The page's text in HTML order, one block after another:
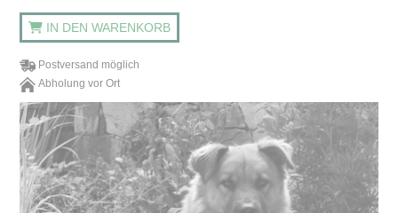
IN DEN WARENKORB
Postversand möglich
Abholung vor Ort